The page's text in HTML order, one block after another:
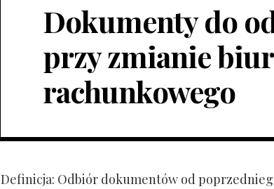
Dokumenty do
przy zmianie
rachunkowego
Definicja: Odbiór dokumentów od